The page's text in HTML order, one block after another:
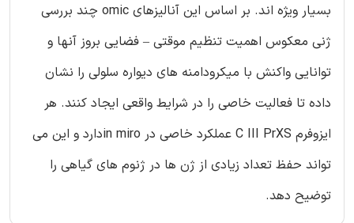
بسیار ویژه اند. بر اساس این آنالیزهای omic چند بررسی
ژنی معکوس اهمیت تنظیم موقتی – فضایی بروز آنها و
توانایی واکنش با میکرودامنه های دیواره سلولی را نشان
داده تا فعالیت خاصی را در شرایط واقعی ایجاد کنند. هر
ایزوفرم C III PrXS عملکرد خاصی در in miroدارد و این می
تواند حفظ تعداد زیادی از ژن ها در ژنوم های گیاهی را
توضیح دهد.